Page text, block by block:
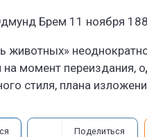
Брем 11 ноября
животных»
на момент
стиля, плана
Поделиться